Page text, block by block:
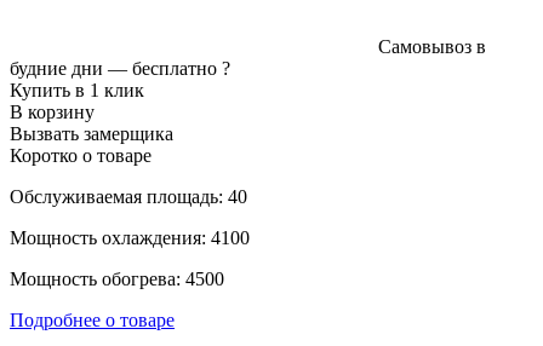
Самовывоз в
будние дни — бесплатно ?
Купить в 1 клик
В корзину
Вызвать замерщика
Коротко о товаре
Обслуживаемая площадь: 40
Мощность охлаждения: 4100
Мощность обогрева: 4500
Подробнее о товаре